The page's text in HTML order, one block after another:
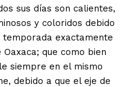
sus días son calientes,
y coloridos debido
temporada exactamente
que como bien
siempre en el mismo
debido a que el eje de